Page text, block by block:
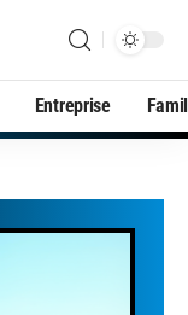
Entreprise